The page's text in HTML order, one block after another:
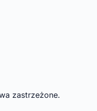
zastrzeżone.